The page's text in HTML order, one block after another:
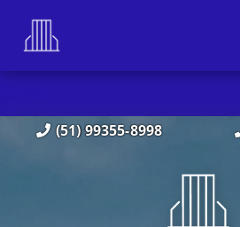
(51) 99355-8998